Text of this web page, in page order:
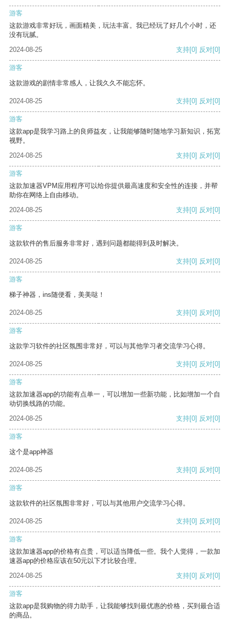
游客
这款游戏非常好玩，画面精美，玩法丰富。我已经玩了好几个小时，还
没有玩腻。
2024-08-25
支持[0] 反对[0]
游客
这款游戏的剧情非常感人，让我久久不能忘怀。
2024-08-25 支持[0] 反对[0]
游客
这款app是我学习路上的良师益友，让我能够随时随地学习新知识，拓宽
视野。
2024-08-25
支持[0] 反对[0]
游客
这款加速器VPM应用程序可以给你提供最高速度和安全性的连接，并帮
助你在网络上自由移动。
2024-08-25
支持[0] 反对[0]
游客
这款软件的售后服务非常好，遇到问题都能得到及时解决。
2024-08-25 支持[0] 反对[0]
游客
梯子神器，ins随便看，美美哒！
2024-08-25 支持[0] 反对[0]
游客
这款学习软件的社区氛围非常好，可以与其他学习者交流学习心得。
2024-08-25 支持[0] 反对[0]
游客
这款加速器app的功能有点单一，可以增加一些新功能，比如增加一个自
动切换线路的功能。
2024-08-25
支持[0] 反对[0]
游客
这个是app神器
2024-08-25 支持[0] 反对[0]
游客
这款软件的社区氛围非常好，可以与其他用户交流学习心得。
2024-08-25 支持[0] 反对[0]
游客
这款加速器app的价格有点贵，可以适当降低一些。我个人觉得，一款加
速器app的价格应该在50元以下才比较合理。
2024-08-25
支持[0] 反对[0]
游客
这款app是我购物的得力助手，让我能够找到最优惠的价格，买到最合适
的商品。